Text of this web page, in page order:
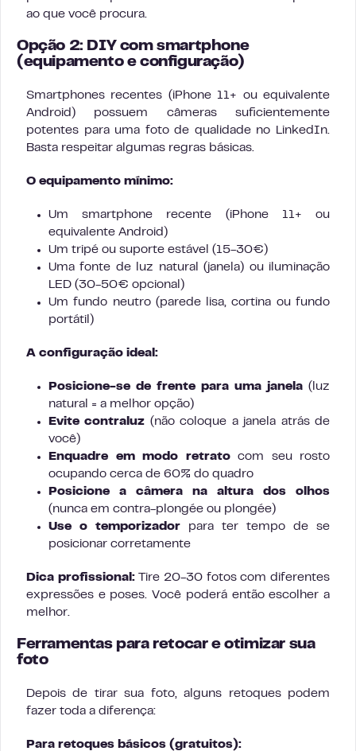
ao que você procura.
Opção 2: DIY com smartphone
(equipamento e configuração)
Smartphones recentes (iPhone 11+ ou equivalente
Android) possuem câmeras suficientemente
potentes para uma foto de qualidade no LinkedIn.
Basta respeitar algumas regras básicas.
O equipamento mínimo:
Um smartphone recente (iPhone 11+ ou
equivalente Android)
Um tripé ou suporte estável (15-30€)
Uma fonte de luz natural (janela) ou iluminação
LED (30-50€ opcional)
Um fundo neutro (parede lisa, cortina ou fundo
portátil)
A configuração ideal:
Posicione-se de frente para uma janela (luz
natural = a melhor opção)
Evite contraluz (não coloque a janela atrás de
você)
Enquadre em modo retratocom seu rosto
ocupando cerca de 60% do quadro
Posicione a câmera na altura dos olhos
(nunca em contra-plongée ou plongée)
Use o temporizador para ter tempo de se
posicionar corretamente
Dica profissional:Tire 20-30 fotos com diferentes
expressões e poses. Você poderá então escolher a
melhor.
Ferramentas para retocar e otimizar sua
foto
Depois de tirar sua foto, alguns retoques podem
fazer toda a diferença:
Para retoques básicos (gratuitos):